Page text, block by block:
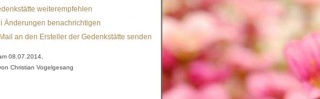
weiterempfehlen
Änderungen benachrichtigen
an den Ersteller der Gedenkstätte senden
08.07.2014,
Christian Vogelgesang